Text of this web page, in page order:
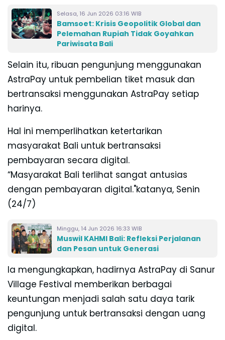
Selasa, 16 Jun 2026 03:16 WIB
Bamsoet: Krisis Geopolitik Global dan
Pelemahan Rupiah Tidak Goyahkan
Pariwisata Bali
Selain itu, ribuan pengunjung menggunakan
AstraPay untuk pembelian tiket masuk dan
bertransaksi menggunakan AstraPay setiap
harinya.
Hal ini memperlihatkan ketertarikan
masyarakat Bali untuk bertransaksi
pembayaran secara digital.
“Masyarakat Bali terlihat sangat antusias
dengan pembayaran digital."katanya, Senin
(24/7)
Minggu, 14 Jun 2026 16:33 WIB
Muswil KAHMI Bali: Refleksi Perjalanan
dan Pesan untuk Generasi
Ia mengungkapkan, hadirnya AstraPay di Sanur
Village Festival memberikan berbagai
keuntungan menjadi salah satu daya tarik
pengunjung untuk bertransaksi dengan uang
digital.